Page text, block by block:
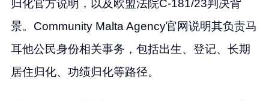
归化官方说明，以及欧盟法院C-181/23判决背
景。Community Malta Agency官网说明其负责马
耳他公民身份相关事务，包括出生、登记、长期
居住归化、功绩归化等路径。